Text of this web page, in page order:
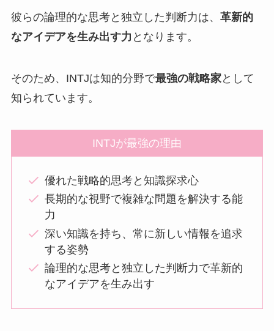
彼らの論理的な思考と独立した判断力は、 革新的
なアイデアを生み出す力 となります。
そのため、INTJは知的分野で最強の戦略家として
知られています。
INTJが最強の理由
優れた戦略的思考と知識探求心
長期的な視野で複雑な問題を解決する能
力
深い知識を持ち、常に新しい情報を追求
する姿勢
論理的な思考と独立した判断力で革新的
なアイデアを生み出す